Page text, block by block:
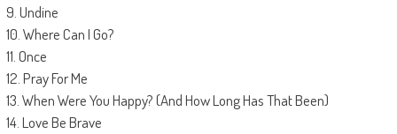
9. Undine
10. Where Can I Go?
11. Once
12. Pray For Me
13. When Were You Happy? (And How Long Has That Been)
14. Love Be Brave